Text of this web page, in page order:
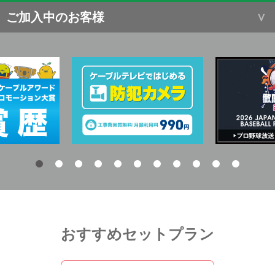
ご加入中のお客様
おすすめセットプラン